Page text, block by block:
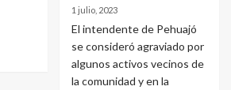
1 julio, 2023
El intendente de Pehuajó
se consideró agraviado por
algunos activos vecinos de
la comunidad y en la